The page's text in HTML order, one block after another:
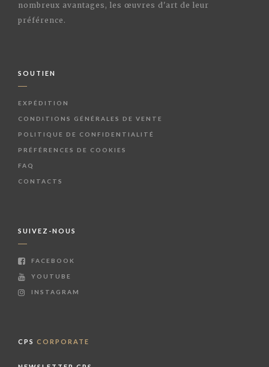
nombreux avantages, les œuvres d'art de leur
préférence.
SOUTIEN
EXPÉDITION
CONDITIONS GÉNÉRALES DE VENTE
POLITIQUE DE CONFIDENTIALITÉ
PRÉFÉRENCES DE COOKIES
FAQ
CONTACTS
SUIVEZ-NOUS
FACEBOOK
YOUTUBE
INSTAGRAM
CPS CORPORATE